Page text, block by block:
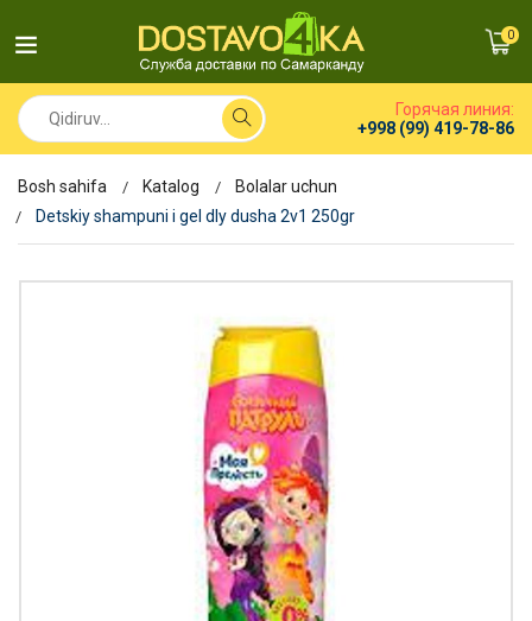
0
Горячая линия:
+998 (99) 419-78-86
Bosh sahifa Katalog
Bolalar uchun
Detskiy shampuni i gel dly dusha 2v1 250gr